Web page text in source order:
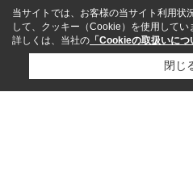
当サイトでは、お客様の当サイト利用状
して、クッキー（Cookie）を使用してい
詳しくは、当社の 「Cookieの取扱いにつ
閉じ